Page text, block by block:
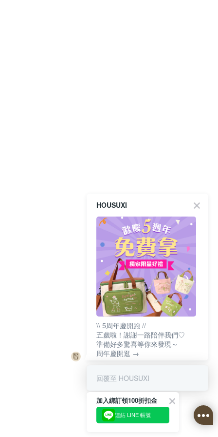
HOUSUXI
\\ 5周年慶開跑 //
五歲啦！謝謝一路陪伴我們♡
準備好多驚喜等你來發現～
周年慶開逛 →
回覆至 HOUSUXI
加入綁訂領100折扣金
連結 LINE 帳號